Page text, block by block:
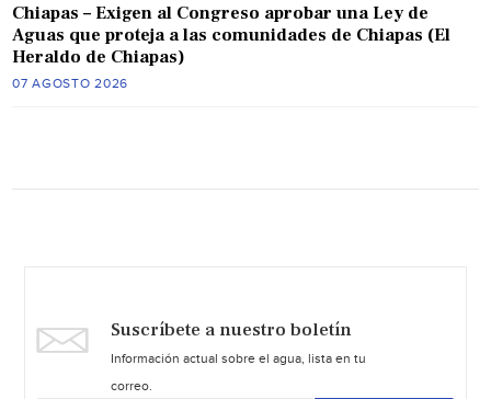
Chiapas – Exigen al Congreso aprobar una Ley de
Aguas que proteja a las comunidades de Chiapas (El
Heraldo de Chiapas)
07 AGOSTO 2026
Suscríbete a nuestro boletín
Información actual sobre el agua, lista en tu
correo.